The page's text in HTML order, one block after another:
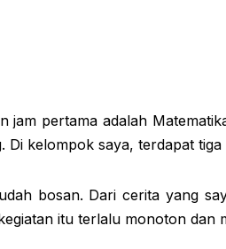
jam pertama adalah
Di kelompok saya, terdapat
bosan. Dari cerita yang
itu terlalu monoton dan